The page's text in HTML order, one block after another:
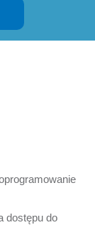
dostępu do